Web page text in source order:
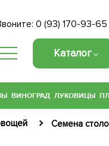
0 (93) 170-93-65
Каталог
ВИНОГРАД ЛУКОВИЦЫ
Семена